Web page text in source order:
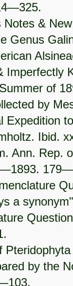
Notes &
Genus
Imperfectly
of
by
Expedition
Ibid.
Ann. Rep.
a
by the